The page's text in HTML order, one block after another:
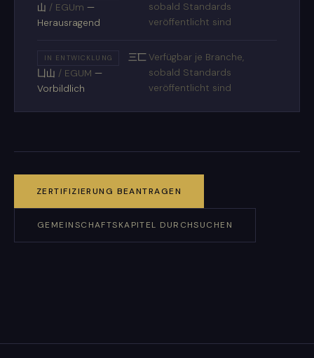
山 / EGUm —
Herausragend
sobald Standards
veröffentlicht sind
IN ENTWICKLUNG
三匸
凵山 / EGUM —
Vorbildlich
Verfügbar je Branche,
sobald Standards
veröffentlicht sind
ZERTIFIZIERUNG BEANTRAGEN
GEMEINSCHAFTSKAPITEL DURCHSUCHEN